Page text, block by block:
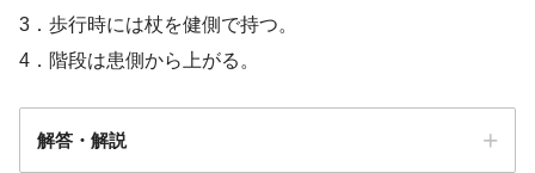
3．歩行時には杖を健側で持つ。
4．階段は患側から上がる。
解答・解説